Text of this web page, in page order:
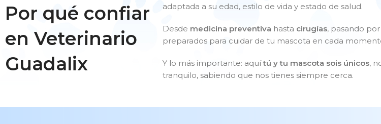
Por qué confiar
en Veterinario
Guadalix
adaptada a su edad, estilo de vida y estado de salud.
Desde medicina preventiva hasta cirugías, pasando por
preparados para cuidar de tu mascota en cada
Y lo más importante: aquítú y tu mascota sois únicos,
tranquilo, sabiendo que nos tienes siempre cerca.